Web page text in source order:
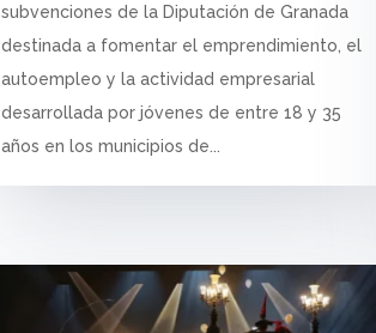
subvenciones de la Diputación de Granada
destinada a fomentar el emprendimiento, el
autoempleo y la actividad empresarial
desarrollada por jóvenes de entre 18 y 35
años en los municipios de...